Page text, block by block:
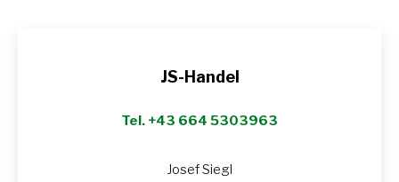
JS-Handel
Tel. +43 664 5303963
Josef Siegl